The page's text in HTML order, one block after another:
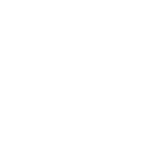
sido
e
de trazer